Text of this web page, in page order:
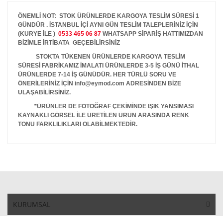
ÖNEMLİ NOT: STOK ÜRÜNLERDE KARGOYA TESLİM SÜRESİ 1
GÜNDÜR . İSTANBUL İÇİ AYNI GÜN TESLİM TALEPLERİNİZ İÇİN
(KURYE İLE ) 0533 465 06 87 WHATSAPP SİPARİŞ HATTIMIZDAN
BİZİMLE İRTİBATA GEÇEBİLİRSİNİZ
STOKTA TÜKENEN ÜRÜNLERDE KARGOYA TESLİM
SÜRESİ FABRİKAMIZ İMALATI ÜRÜNLERDE 3-5 İŞ GÜNÜ İTHAL
ÜRÜNLERDE 7-14 İŞ GÜNÜDÜR. HER TÜRLÜ SORU VE
ÖNERİLERİNİZ İÇİN info@eymod.com ADRESİNDEN BİZE
ULAŞABİLİRSİNİZ.
*ÜRÜNLER DE FOTOĞRAF ÇEKİMİNDE IŞIK YANSIMASI
KAYNAKLI GÖRSEL İLE ÜRETİLEN ÜRÜN ARASINDA RENK
TONU FARKLILIKLARI OLABİLMEKTEDİR.
KURUMSAL